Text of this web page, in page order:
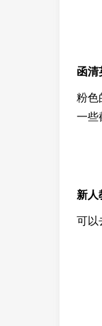
函清
粉色
一些
新人
可以